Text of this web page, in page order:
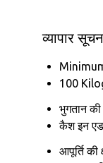
व्यापार
100
भुगतान की
कैश इन
आपूर्ति की